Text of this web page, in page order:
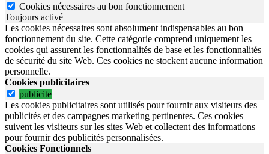
Cookies nécessaires au bon fonctionnement
Toujours activé
Les cookies nécessaires sont absolument indispensables au bon
fonctionnement du site. Cette catégorie comprend uniquement les
cookies qui assurent les fonctionnalités de base et les fonctionnalités
de sécurité du site Web. Ces cookies ne stockent aucune information
personnelle.
Cookies publicitaires
publicite
Les cookies publicitaires sont utilisés pour fournir aux visiteurs des
publicités et des campagnes marketing pertinentes. Ces cookies
suivent les visiteurs sur les sites Web et collectent des informations
pour fournir des publicités personnalisées.
Cookies Fonctionnels